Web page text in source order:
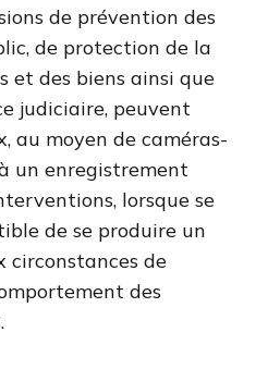
de prévention des
de protection de la
et des biens ainsi que
judiciaire, peuvent
au moyen de caméras-
un enregistrement
lorsque se
de se produire un
circonstances de
des